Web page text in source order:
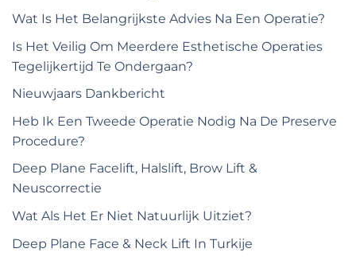
Wat Is Het Belangrijkste Advies Na Een Operatie?
Is Het Veilig Om Meerdere Esthetische Operaties
Tegelijkertijd Te Ondergaan?
Nieuwjaars Dankbericht
Heb Ik Een Tweede Operatie Nodig Na De Preserve
Procedure?
Deep Plane Facelift, Halslift, Brow Lift &
Neuscorrectie
Wat Als Het Er Niet Natuurlijk Uitziet?
Deep Plane Face & Neck Lift In Turkije